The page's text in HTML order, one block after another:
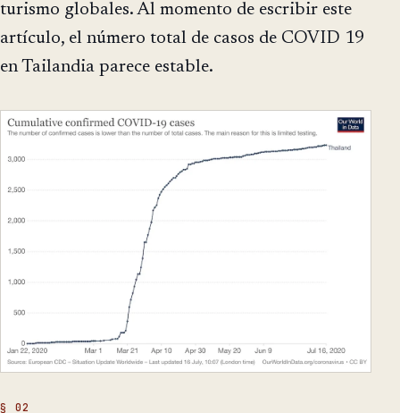
turismo globales. Al momento de escribir este
artículo, el número total de casos de COVID 19
en Tailandia parece estable.